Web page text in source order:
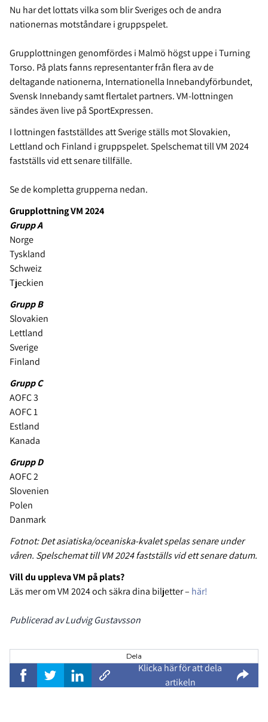
Nu har det lottats vilka som blir Sveriges och de andra
nationernas motståndare i gruppspelet.
Grupplottningen genomfördes i Malmö högst uppe i Turning
Torso. På plats fanns representanter från flera av de
deltagande nationerna, Internationella Innebandyförbundet,
Svensk Innebandy samt flertalet partners. VM-lottningen
sändes även live på SportExpressen.
I lottningen fastställdes att Sverige ställs mot Slovakien,
Lettland och Finland i gruppspelet. Spelschemat till VM 2024
fastställs vid ett senare tillfälle.
Se de kompletta grupperna nedan.
Grupplottning VM 2024
Grupp A
Norge
Tyskland
Schweiz
Tjeckien
Grupp B
Slovakien
Lettland
Sverige
Finland
Grupp C
AOFC 3
AOFC 1
Estland
Kanada
Grupp D
AOFC 2
Slovenien
Polen
Danmark
Fotnot: Det asiatiska/oceaniska-kvalet spelas senare under
våren. Spelschemat till VM 2024 fastställs vid ett senare datum.
Vill du uppleva VM på plats?
Läs mer om VM 2024 och säkra dina biljetter – här!
Publicerad av Ludvig Gustavsson
Dela
Klicka här för att dela
artikeln